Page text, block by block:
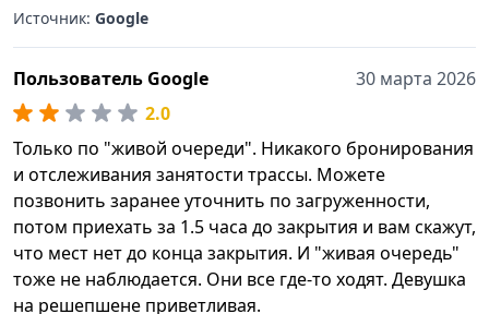
Источник: Google
Пользователь Google
30 марта 2026
2.0
Только по "живой очереди". Никакого бронирования
и отслеживания занятости трассы. Можете
позвонить заранее уточнить по загруженности,
потом приехать за 1.5 часа до закрытия и вам скажут,
что мест нет до конца закрытия. И "живая очередь"
тоже не наблюдается. Они все где-то ходят. Девушка
на решепшене приветливая.